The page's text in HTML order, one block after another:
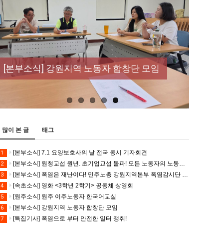
[성명] 막을 수 있었던 죽음, HL만도가 책임져
라 : 청년노동자 사망사고의 철저한 진상규명
과 재발방지 대책 마련하라
[산별소식] 건설산업연맹 플랜트건설노조 강
원충북지부
[강릉,속초,원주,춘천] 폭염감시단 사업 이모저
모
[조합원☆인터뷰] 서비스연맹 전국학교비정
규직노동조합 강원지부 김유미 춘천지회장
[본부소식] 강원지역 노동자 합창단 모임
많이 본 글 태그
1 [본부소식] 7.1 요양보호사의 날 전국 동시 기자회견
2 [본부소식] 원청교섭 원년. 초기업교섭 돌파! 모든 노동자의 노동기본권 쟁취! 민주노총 7.15 총파업대회
3 [본부소식] 폭염은 재난이다! 민주노총 강원지역본부 폭염감시단 선포 기자회견
4 [속초소식] 영화 <3학년 2학기> 공동체 상영회
5 [원주소식] 원주 이주노동자 한국어교실
6 [본부소식] 강원지역 노동자 합창단 모임
7 [특집기사] 폭염으로 부터 안전한 일터 쟁취!